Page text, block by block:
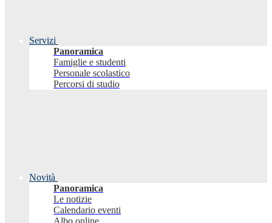
Servizi
Panoramica
Famiglie e studenti
Personale scolastico
Percorsi di studio
Novità
Panoramica
Le notizie
Calendario eventi